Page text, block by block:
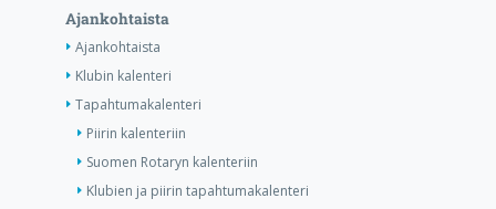
Ajankohtaista
Ajankohtaista
Klubin kalenteri
Tapahtumakalenteri
Piirin kalenteriin
Suomen Rotaryn kalenteriin
Klubien ja piirin tapahtumakalenteri